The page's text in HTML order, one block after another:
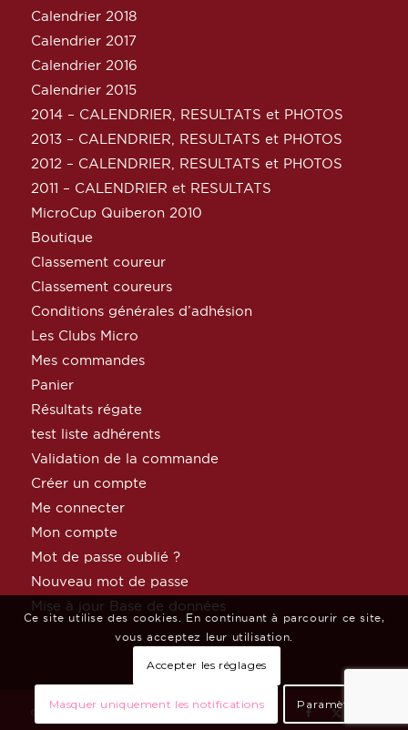
Calendrier 2018
Calendrier 2017
Calendrier 2016
Calendrier 2015
2014 – CALENDRIER, RESULTATS et PHOTOS
2013 – CALENDRIER, RESULTATS et PHOTOS
2012 – CALENDRIER, RESULTATS et PHOTOS
2011 – CALENDRIER et RESULTATS
MicroCup Quiberon 2010
Boutique
Classement coureur
Classement coureurs
Conditions générales d’adhésion
Les Clubs Micro
Mes commandes
Panier
Résultats régate
test liste adhérents
Validation de la commande
Créer un compte
Me connecter
Mon compte
Mot de passe oublié ?
Nouveau mot de passe
Mise à jour Base de données
© Copyright MicroClass France parCéphée Net
Ce site utilise des cookies. En continuant à parcourir ce site,
vous acceptez leur utilisation.
Accepter les réglages
Masquer uniquement les notifications Paramètres